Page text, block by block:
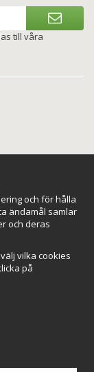
till våra
och för hålla
ändamål samlar
och deras
vilka cookies
på